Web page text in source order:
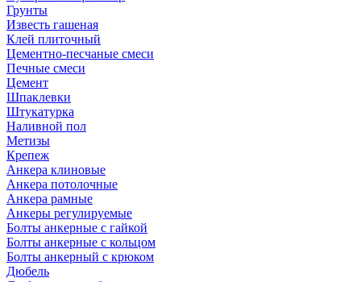
Грунты
Известь гашеная
Клей плиточный
Цементно-песчаные смеси
Печные смеси
Цемент
Шпаклевки
Штукатурка
Наливной пол
Метизы
Крепеж
Анкера клиновые
Анкера потолочные
Анкера рамные
Анкеры регулируемые
Болты анкерные с гайкой
Болты анкерные с кольцом
Болты анкерный с крюком
Дюбель